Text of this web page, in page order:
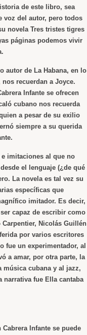
de este libro, sea
voz del autor, pero todos
novelaTres tristes tigres
páginas podemos vivir
autor de La Habana, en lo
recuerdan a Joyce.
Infante se ofrecen
cubano nos recuerda
a pesar de su exilio
siempre a su querida
imitaciones al que no
el lenguaje (¿de qué
La novela es tal vez su
específicas que
imitador. Es decir,
capaz de escribir como
Nicolás Guillén
por varios escritores
fue un experimentador, al
a amar, por otra parte, la
música cubana y al jazz,
narrativa fue Ella cantaba
Infante se puede